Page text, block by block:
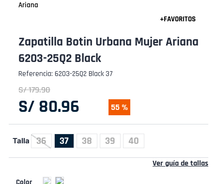
Ariana
Zapatilla Botin Urbana Mujer Ariana
6203-25Q2 Black
Referencia: 6203-25Q2 Black 37
S/179.90
S/ 80.96 55 %
Talla 36 37 38 39 40
Ver guía de tallas